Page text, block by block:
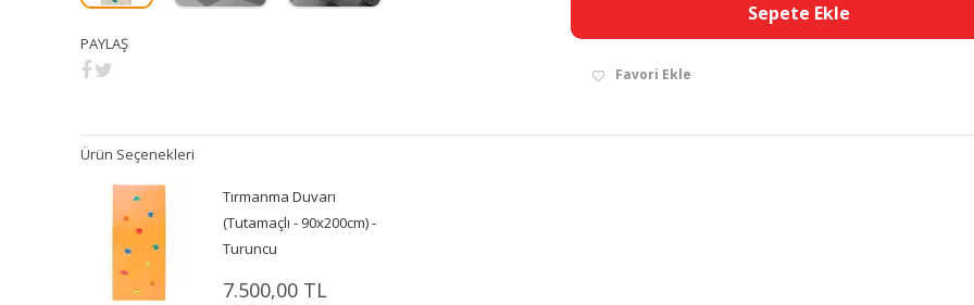
PAYLAŞ
Sepete Ekle
Favori Ekle
Ürün Seçenekleri
Tırmanma Duvarı
(Tutamaçlı - 90x200cm) -
Turuncu
7.500,00 TL